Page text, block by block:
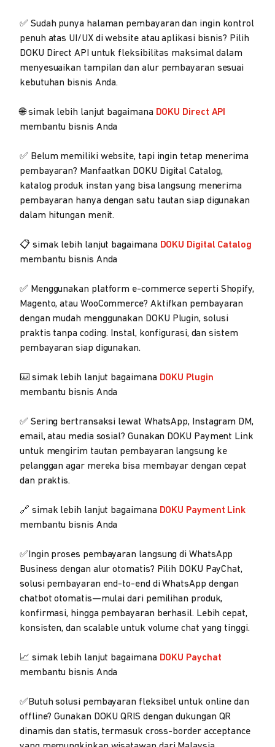
✅ Sudah punya halaman pembayaran dan ingin kontrol
penuh atas UI/UX di website atau aplikasi bisnis? Pilih
DOKU Direct API untuk fleksibilitas maksimal dalam
menyesuaikan tampilan dan alur pembayaran sesuai
kebutuhan bisnis Anda.
🌐 simak lebih lanjut bagaimana DOKU Direct API
membantu bisnis Anda
✅ Belum memiliki website, tapi ingin tetap menerima
pembayaran? Manfaatkan DOKU Digital Catalog,
katalog produk instan yang bisa langsung menerima
pembayaran hanya dengan satu tautan siap digunakan
dalam hitungan menit.
📋 simak lebih lanjut bagaimana DOKU Digital Catalog
membantu bisnis Anda
✅ Menggunakan platform e-commerce seperti Shopify,
Magento, atau WooCommerce? Aktifkan pembayaran
dengan mudah menggunakan DOKU Plugin, solusi
praktis tanpa coding. Instal, konfigurasi, dan sistem
pembayaran siap digunakan.
⌨️ simak lebih lanjut bagaimana DOKU Plugin
membantu bisnis Anda
✅ Sering bertransaksi lewat WhatsApp, Instagram DM,
email, atau media sosial? Gunakan DOKU Payment Link
untuk mengirim tautan pembayaran langsung ke
pelanggan agar mereka bisa membayar dengan cepat
dan praktis.
🔗 simak lebih lanjut bagaimana DOKU Payment Link
membantu bisnis Anda
✅Ingin proses pembayaran langsung di WhatsApp
Business dengan alur otomatis? Pilih DOKU PayChat,
solusi pembayaran end-to-end di WhatsApp dengan
chatbot otomatis—mulai dari pemilihan produk,
konfirmasi, hingga pembayaran berhasil. Lebih cepat,
konsisten, dan scalable untuk volume chat yang tinggi.
📈 simak lebih lanjut bagaimana DOKU Paychat
membantu bisnis Anda
✅Butuh solusi pembayaran fleksibel untuk online dan
offline? Gunakan DOKU QRIS dengan dukungan QR
dinamis dan statis, termasuk cross-border acceptance